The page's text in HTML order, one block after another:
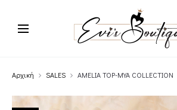
Αρχική SALES AMELIA TOP-MYA COLLECTION